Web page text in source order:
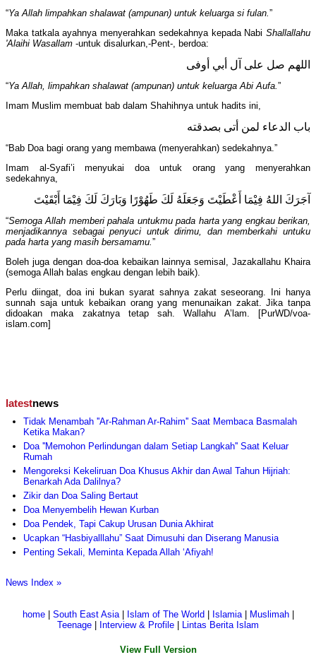
“Ya Allah limpahkan shalawat (ampunan) untuk keluarga si fulan.”
Maka tatkala ayahnya menyerahkan sedekahnya kepada Nabi Shallallahu
'Alaihi Wasallam -untuk disalurkan,-Pent-, berdoa:
اللهم صل على آل أبي أوفى
“Ya Allah, limpahkan shalawat (ampunan) untuk keluarga Abi Aufa.”
Imam Muslim membuat bab dalam Shahihnya untuk hadits ini,
باب الدعاء لمن أتى بصدقته
“Bab Doa bagi orang yang membawa (menyerahkan) sedekahnya.”
Imam al-Syafi’i menyukai doa untuk orang yang menyerahkan
sedekahnya,
آجَرَكَ اللهُ فِيْمَا أَعْطَيْتَ وَجَعَلَهُ لَكَ طَهُوْرًا وَبَارَكَ لَكَ فِيْمَا أَبْقَيْتَ
“Semoga Allah memberi pahala untukmu pada harta yang engkau berikan,
menjadikannya sebagai penyuci untuk dirimu, dan memberkahi untuku
pada harta yang masih bersamamu.”
Boleh juga dengan doa-doa kebaikan lainnya semisal, Jazakallahu Khaira
(semoga Allah balas engkau dengan lebih baik).
Perlu diingat, doa ini bukan syarat sahnya zakat seseorang. Ini hanya
sunnah saja untuk kebaikan orang yang menunaikan zakat. Jika tanpa
didoakan maka zakatnya tetap sah. Wallahu A’lam. [PurWD/voa-
islam.com]
latestnews
Tidak Menambah ''Ar-Rahman Ar-Rahim'' Saat Membaca Basmalah
Ketika Makan?
Doa ''Memohon Perlindungan dalam Setiap Langkah'' Saat Keluar
Rumah
Mengoreksi Kekeliruan Doa Khusus Akhir dan Awal Tahun Hijriah:
Benarkah Ada Dalilnya?
Zikir dan Doa Saling Bertaut
Doa Menyembelih Hewan Kurban
Doa Pendek, Tapi Cakup Urusan Dunia Akhirat
Ucapkan “Hasbiyalllahu” Saat Dimusuhi dan Diserang Manusia
Penting Sekali, Meminta Kepada Allah ‘Afiyah!
News Index »
home| South East Asia| Islam of The World Islamia| Muslimah|
Teenage
Interview & Profile Lintas Berita Islam
View Full Version